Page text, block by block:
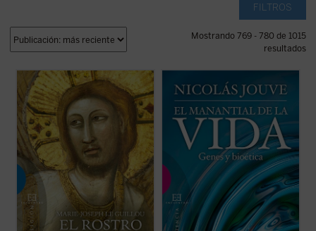
FILTROS
Mostrando 769 - 780 de 1015
resultados
«Una obra sólida sobre el Concilio y un
estimulante de la vida cristiana». Con estas
palabras describe Henri de Lubac
El Rostro
del Resucitado
, volumen con el que Marie-
Josep Le Guillou, perito en el Concilio
Vaticano II y uno de los ...
(ver ficha)
¿Qué concepto tenemos del ser humano
como ente biológico? ¿Cómo pudo la
evolución generar un ser consciente y
ético a partir de unas bestias instintivas y
egoístas? ¿Por qué le atribuimos al ser
humano el mayor valor y dignidad entre los
(ver ficha)